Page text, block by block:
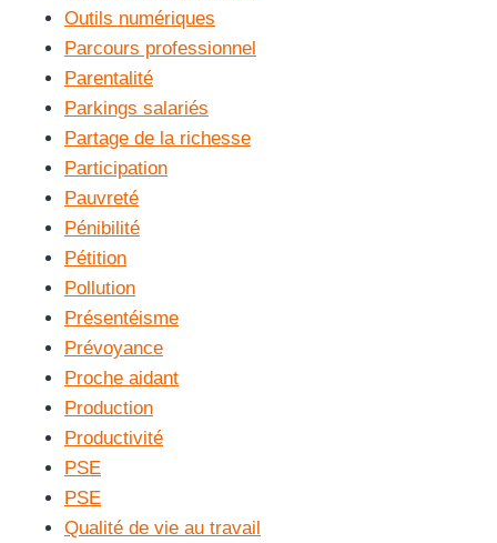
Outils numériques
Parcours professionnel
Parentalité
Parkings salariés
Partage de la richesse
Participation
Pauvreté
Pénibilité
Pétition
Pollution
Présentéisme
Prévoyance
Proche aidant
Production
Productivité
PSE
PSE
Qualité de vie au travail